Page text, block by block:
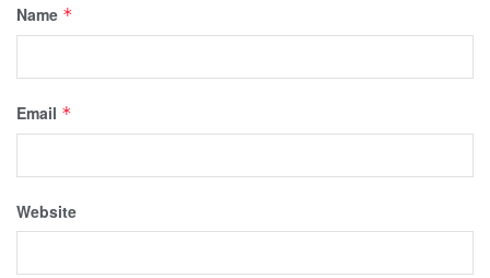
Name *
Email *
Website